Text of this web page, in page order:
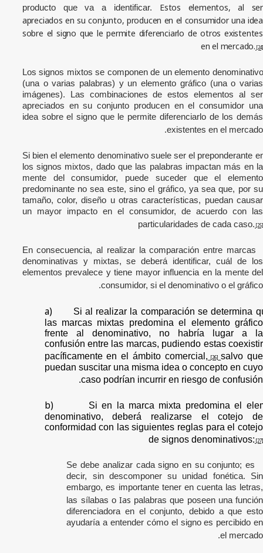
producto que va a identificar. Estos elementos, al ser
apreciados en su conjunto, producen en el consumidor una idea
sobre el signo que le permite diferenciarlo de otros existentes
en el mercado. [24]
Los signos mixtos se componen de un elemento denominativo
(una o varias palabras) y un elemento gráfico (una o varias
imágenes). Las combinaciones de estos elementos al ser
apreciados en su conjunto producen en el consumidor una
idea sobre el signo que le permite diferenciarlo de los demás
existentes en el mercado.
Si bien el elemento denominativo suele ser el preponderante
los signos mixtos, dado que las palabras impactan más en la
mente del consumidor, puede suceder que el elemento
predominante no sea este, sino el gráfico, ya sea que, por su
tamaño, color, diseño u otras características, puedan causar
un mayor impacto en el consumidor, de acuerdo con las
particularidades de cada caso. [25]
En consecuencia, al realizar la comparación entre marcas
denominativas y mixtas, se deberá identificar, cuál de los
elementos prevalece y tiene mayor influencia en la mente del
consumidor, si el denominativo o el gráfico.
a)
Si al realizar la comparación se determina
las marcas mixtas predomina el elemento gráfico
frente al denominativo, no habría lugar a la
confusión entre las marcas, pudiendo estas coexistir
pacíficamente en el ámbito comercial, [26] salvo que
puedan suscitar una misma idea o concepto en cuyo
caso podrían incurrir en riesgo de confusión.
b)
Si en la marca mixta predomina el
denominativo, deberá realizarse el cotejo de
conformidad con las siguientes reglas para el cotejo
de signos denominativos: [27]
Se debe analizar cada signo en su conjunto; es
decir, sin descomponer su unidad fonética. Sin
embargo, es importante tener en cuenta las letras,
las sílabas o Ias palabras que poseen una función
diferenciadora en el conjunto, debido a que esto
ayudaría a entender cómo el signo es percibido en
el mercado.